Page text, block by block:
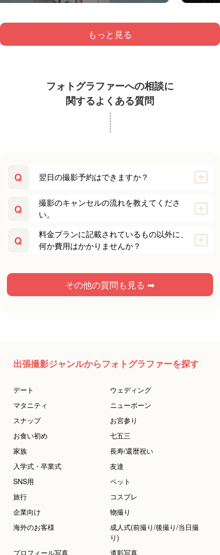
もっと見る
フォトグラファーへの相談に
関するよくある質問
Q 翌日の撮影予約はできますか？
Q
撮影のキャンセルの流れを教えてくださ
い。
Q
料金プランに記載されているもの以外に、
何か費用はかかりませんか？
その他の質問も見る ➡
出張撮影ジャンルからフォトグラファーを探す
デート
ウェディング
マタニティ
ニューボーン
スナップ
お宮参り
お食い初め
七五三
家族
長寿/還暦祝い
入学式・卒業式
友達
SNS用
ペット
旅行
コスプレ
企業向け
物撮り
海外のお客様
成人式(前撮り/後撮り/当日撮
り)
プロフィール写真
遺影写真